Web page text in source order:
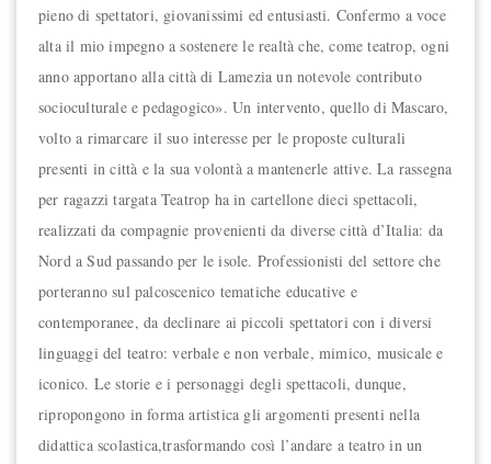
pieno di spettatori, giovanissimi ed entusiasti. Confermo a voce
alta il mio impegno a sostenere le realtà che, come teatrop, ogni
anno apportano alla città di Lamezia un notevole contributo
socioculturale e pedagogico». Un intervento, quello di Mascaro,
volto a rimarcare il suo interesse per le proposte culturali
presenti in città e la sua volontà a mantenerle attive. La rassegna
per ragazzi targata Teatrop ha in cartellone dieci spettacoli,
realizzati da compagnie provenienti da diverse città d’Italia: da
Nord a Sud passando per le isole. Professionisti del settore che
porteranno sul palcoscenico tematiche educative e
contemporanee, da declinare ai piccoli spettatori con i diversi
linguaggi del teatro: verbale e non verbale, mimico, musicale e
iconico. Le storie e i personaggi degli spettacoli, dunque,
ripropongono in forma artistica gli argomenti presenti nella
didattica scolastica,trasformando così l’andare a teatro in un